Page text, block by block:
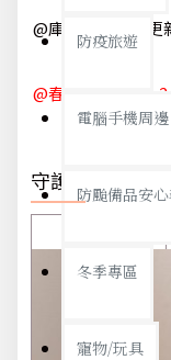
防疫旅遊
電腦手機周邊
防颱備品安
冬季專區
寵物/玩具
@庫存狀態隨時更
@春節休節 1/
守護你我